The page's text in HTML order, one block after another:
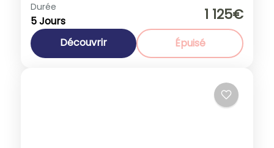
Promotions
Europe,France
1-40 People
Durée
5 Jours 1 125€
Découvrir Épuisé